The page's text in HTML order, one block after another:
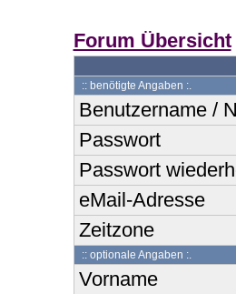
Forum Übersicht
:: benötigte Angaben :.
Benutzername /
Passwort
Passwort
eMail-Adresse
Zeitzone
:: optionale Angaben :.
Vorname